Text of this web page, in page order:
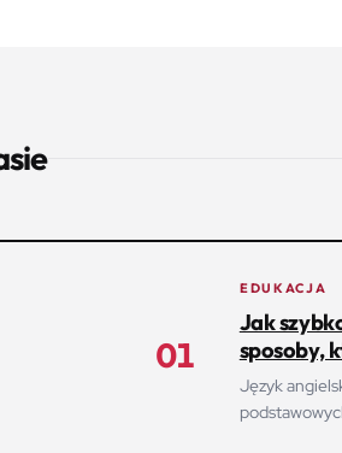
01
EDUKACJA
Jak
sposoby,
Język